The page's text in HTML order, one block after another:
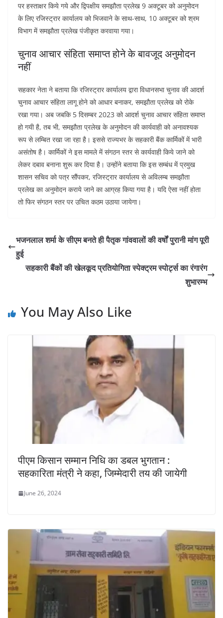
पर हस्ताक्षर किये गये और द्विपक्षीय समझौता प्रलेख 9 अक्टूबर को अनुमोदन
के लिए रजिस्ट्रार कार्यालय को भिजवाने के साथ-साथ, 10 अक्टूबर को श्रम
विभाग में समझौता प्रलेख पंजीकृत करवाया गया।
चुनाव आचार संहिता समाप्त होने के बावजूद अनुमोदन
नहीं
सहकार नेता ने बताया कि रजिस्ट्रार कार्यालय द्वारा विधानसभा चुनाव की आदर्श
चुनाव आचार संहिता लागू होने को आधार बनाकर, समझौता प्रलेख को रोके
रखा गया। अब जबकि 5 दिसम्बर 2023 को आदर्श चुनाव आचार संहिता समाप्त
हो गयी है, तब भी, समझौता प्रलेख के अनुमोदन की कार्यवाही को अनावश्यक
रूप से लम्बित रखा जा रहा है। इससे राज्यभर के सहकारी बैंक कार्मिकों में भारी
असंतोष है। कार्मिकों ने इस मामले में संगठन स्तर से कार्यवाही किये जाने को
लेकर दबाव बनाना शुरू कर दिया है। उन्होंने बताया कि इस सम्बंध में प्रमुख
शासन सचिव को पत्र सौंपकर, रजिस्ट्रार कार्यालय से अविलम्ब समझौता
प्रलेख का अनुमोदन कराये जाने का आग्रह किया गया है। यदि ऐसा नहीं होता
तो फिर संगठन स्तर पर उचित कठम उठाया जायेगा।
भजनलाल शर्मा के सीएम बनते ही पैतृक गांववालों की वर्षों पुरानी मांग पूरी
हुई
सहकारी बैंकों की खेलकूद प्रतियोगिता स्पेक्ट्रम स्पोर्ट्स का रंगारंग
शुभारम्भ
You May Also Like
पीएम किसान सम्मान निधि का डबल भुगतान :
सहकारिता मंत्री ने कहा, जिम्मेदारी तय की जायेगी
June 26, 2024